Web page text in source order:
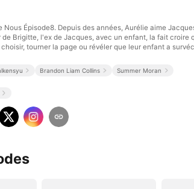
Nous Épisode8. Depuis des années, Aurélie aime
Brigitte, l'ex de Jacques, avec un enfant, la fait
tourner la page ou révéler que leur enfant a
Brandon Liam Collins Summer Moran